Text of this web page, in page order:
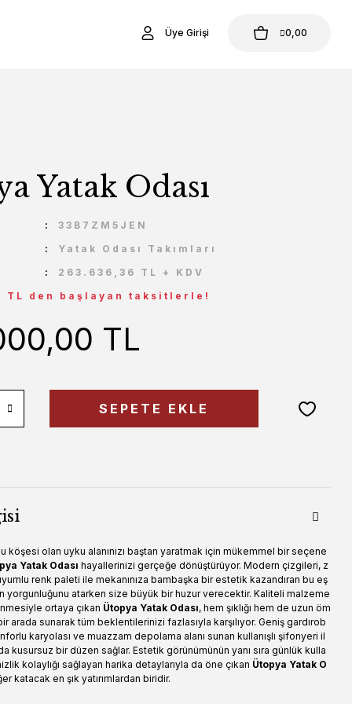
Üye Girişi 0,00
Yatak Odası
33B7ZM5JEN
Yatak Odası Takımları
263.636,36 TL + KDV
TL den başlayan taksitlerle!
TL
SEPETE EKLE
köşesi olan uyku alanınızı baştan yaratmak için mükemmel bir seçene
Yatak Odası hayallerinizi gerçeğe dönüştürüyor. Modern çizgileri, z
renk paleti ile mekanınıza bambaşka bir estetik kazandıran bu eş
yorgunluğunu atarken size büyük bir huzur verecektir. Kaliteli malzeme
ortaya çıkan Ütopya Yatak Odası, hem şıklığı hem de uzun öm
bir arada sunarak tüm beklentilerinizi fazlasıyla karşılıyor. Geniş gardırob
karyolası ve muazzam depolama alanı sunan kullanışlı şifonyeri il
kusursuz bir düzen sağlar. Estetik görünümünün yanı sıra günlük kulla
kolaylığı sağlayan harika detaylarıyla da öne çıkan Ütopya Yatak O
katacak en şık yatırımlardan biridir.